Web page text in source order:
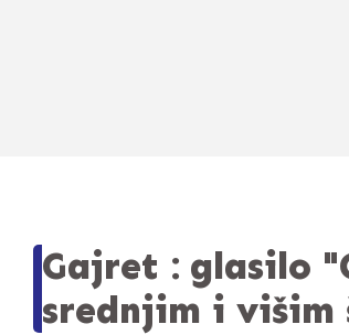
Gajret : glasilo
srednjim i višim